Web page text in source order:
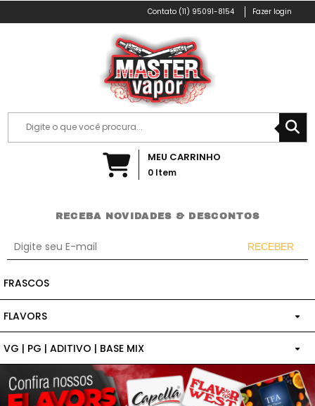
(11) 95091-8154 Fazer login
MEU CARRINHO
0 Item
RECEBA NOVIDADES & DESCONTOS
RECEBER
Incluir
Remover
FRASCOS
FLAVORS
TPA
FLAVOR WEST
VG | PG | ADITIVO | BASE MIX
BASE MIXADA COM ADITIVO